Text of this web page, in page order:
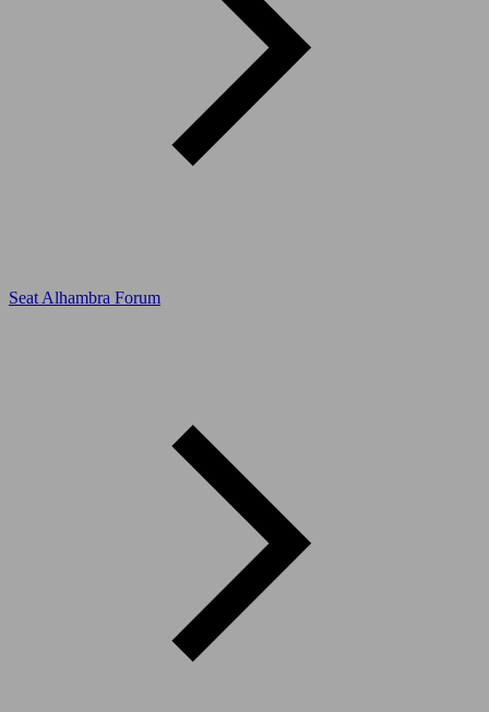
Seat Alhambra Forum